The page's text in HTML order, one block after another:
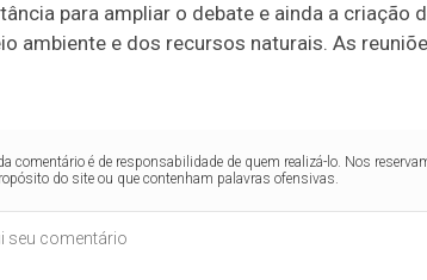
para ampliar o debate e ainda a criação
ambiente e dos recursos naturais. As
comentário é de responsabilidade de quem realizá-lo. Nos
do site ou que contenham palavras ofensivas.